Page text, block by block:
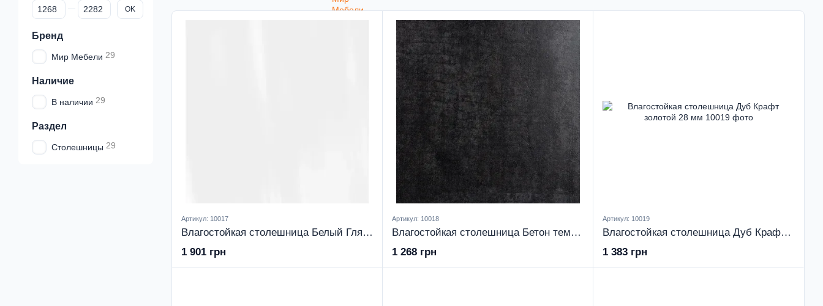
Артикул: 10017
Влагостойкая столешница Белый Глянец 28 мм
1 901 грн
Артикул: 10018
Влагостойкая столешница Бетон темный 28 мм
1 268 грн
Артикул: 10019
Влагостойкая столешница Дуб Крафт золотой 28 мм
1 383 грн
От Цена, грн
До Цена, грн OK
Бренд
Мир Мебели 29
Наличие
В наличии 29
Раздел
Столешницы 29